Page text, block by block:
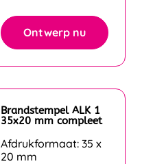
Ontwerp nu
Brandstempel ALK 1
35x20 mm compleet
Afdrukformaat: 35 x
20 mm